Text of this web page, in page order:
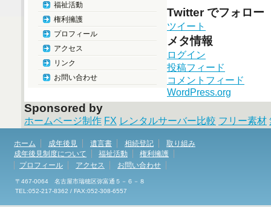
福祉活動
権利擁護
プロフィール
アクセス
リンク
お問い合わせ
Twitter でフォロー
ツイート
メタ情報
ログイン
投稿フィード
コメントフィード
WordPress.org
Sponsored by
ホームページ制作 FX レンタルサーバー比較 フリー素材
ホーム 成年後見 遺言書 相続登記
取り組み
成年後見制度について
福祉活動
権利擁護
プロフィール
アクセス お問い合わせ
〒467-0064 名古屋市瑞穂区弥富通５－６－８
TEL:052-217-8362 / FAX:052-308-6557